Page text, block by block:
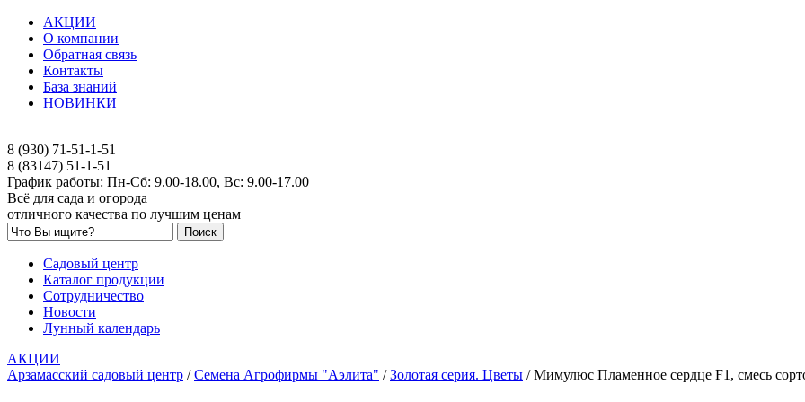
АКЦИИ
О компании
Обратная связь
Контакты
База знаний
НОВИНКИ
8 (930) 71-51-1-51
8 (83147) 51-1-51
График работы: Пн-Сб: 9.00-18.00, Вс: 9.00-17.00
Всё для сада и огорода
отличного качества по лучшим ценам
Садовый центр
Каталог продукции
Сотрудничество
Новости
Лунный календарь
АКЦИИ
Арзамасский садовый центр /Семена Агрофирмы "Аэлита" /Золотая серия. Цветы /Мимулюс Пламенное сердце F1, смесь